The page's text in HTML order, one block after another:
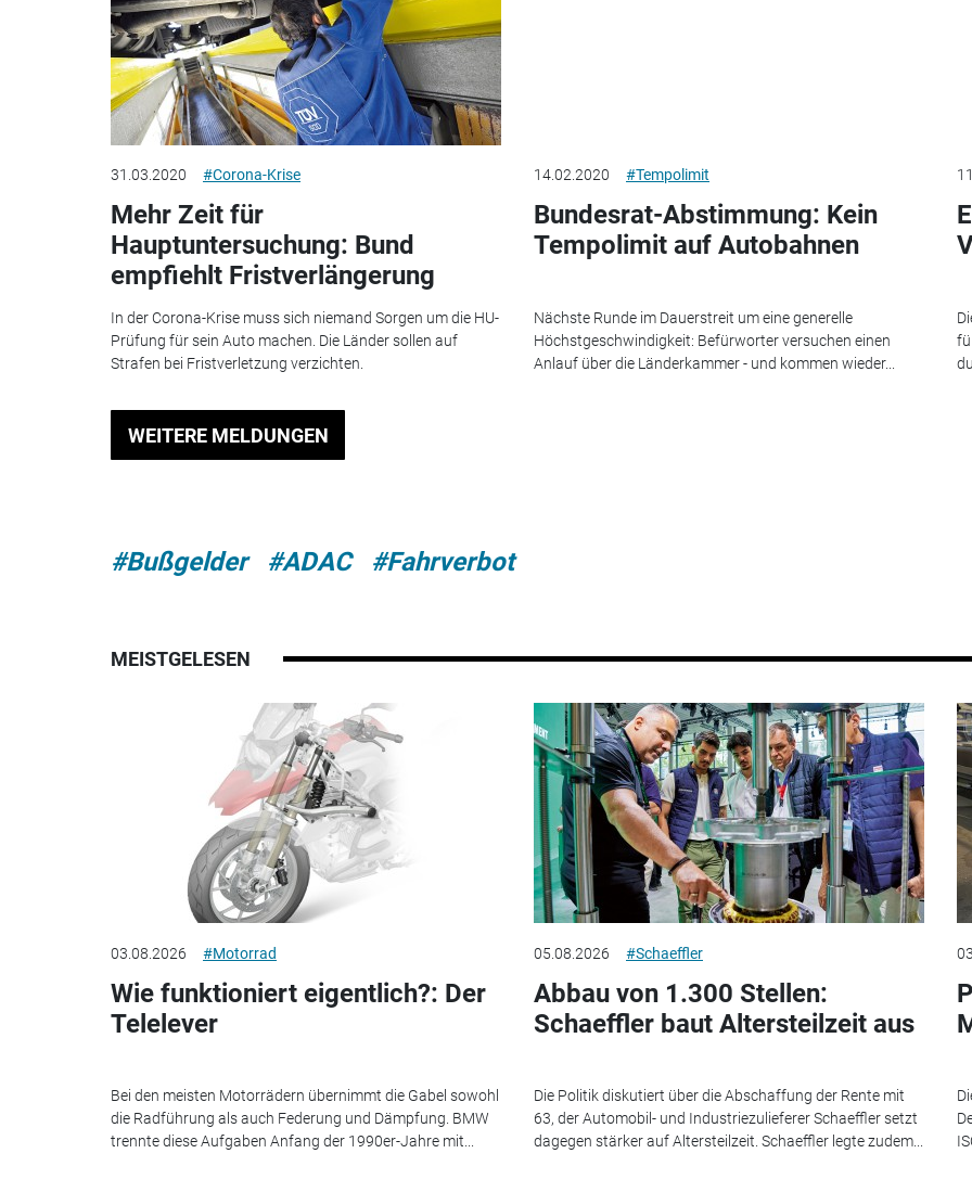
31.03.2020 #Corona-Krise
Mehr Zeit für
Hauptuntersuchung: Bund
empfiehlt Fristverlängerung
In der Corona-Krise muss sich niemand Sorgen um die HU-
Prüfung für sein Auto machen. Die Länder sollen auf
Strafen bei Fristverletzung verzichten.
14.02.2020 #Tempolimit
Bundesrat-Abstimmung: Kein
Tempolimit auf Autobahnen
Nächste Runde im Dauerstreit um eine generelle
Höchstgeschwindigkeit: Befürworter versuchen einen
Anlauf über die Länderkammer - und kommen wieder...
WEITERE MELDUNGEN
#Bußgelder #ADAC #Fahrverbot
MEISTGELESEN
03.08.2026 #Motorrad
Wie funktioniert eigentlich?: Der
Telelever
Bei den meisten Motorrädern übernimmt die Gabel sowohl
die Radführung als auch Federung und Dämpfung. BMW
trennte diese Aufgaben Anfang der 1990er-Jahre mit...
05.08.2026 #Schaeffler
Abbau von 1.300 Stellen:
Schaeffler baut Altersteilzeit aus
Die Politik diskutiert über die Abschaffung der Rente mit
63, der Automobil- und Industriezulieferer Schaeffler setzt
dagegen stärker auf Altersteilzeit. Schaeffler legte zudem...